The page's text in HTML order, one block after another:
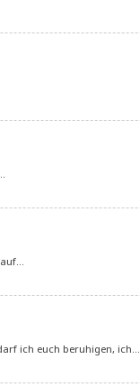
auf…
ich euch beruhigen, ich…